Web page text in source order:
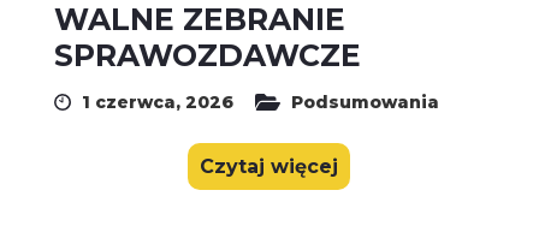
WALNE ZEBRANIE
SPRAWOZDAWCZE
1 czerwca, 2026 Podsumowania
Czytaj więcej